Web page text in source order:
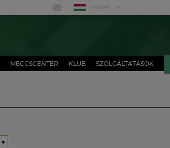
MAGYAR
MECCSCENTER KLUB SZOLGÁLTATÁSOK